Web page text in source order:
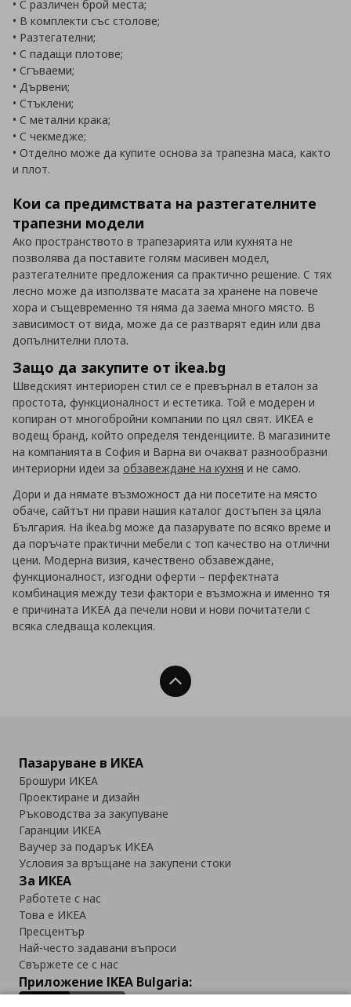
• С различен брой места;
• В комплекти със столове;
• Разтегателни;
• С падащи плотове;
• Сгъваеми;
• Дървени;
• Стъклени;
• С метални крака;
• С чекмедже;
• Отделно може да купите основа за трапезна маса, както
и плот.
Кои са предимствата на разтегателните
трапезни модели
Ако пространството в трапезарията или кухнята не
позволява да поставите голям масивен модел,
разтегателните предложения са практично решение. С тях
лесно може да използвате масата за хранене на повече
хора и същевременно тя няма да заема много място. В
зависимост от вида, може да се разтварят един или два
допълнителни плота.
Защо да закупите от ikea.bg
Шведският интериорен стил се е превърнал в еталон за
простота, функционалност и естетика. Той е модерен и
копиран от многобройни компании по цял свят. ИКЕА е
водещ бранд, който определя тенденциите. В магазините
на компанията в София и Варна ви очакват разнообразни
интериорни идеи за обзавеждане на кухня и не само.
Дори и да нямате възможност да ни посетите на място
обаче, сайтът ни прави нашия каталог достъпен за цяла
България. На ikea.bg може да пазарувате по всяко време и
да поръчате практични мебели с топ качество на отлични
цени. Модерна визия, качествено обзавеждане,
функционалност, изгодни оферти – перфектната
комбинация между тези фактори е възможна и именно тя
е причината ИКЕА да печели нови и нови почитатели с
всяка следваща колекция.
Нагоре
Пазаруване в ИКЕА
Брошури ИКЕА
Проектиране и дизайн
Ръководства за закупуване
Гаранции ИКЕА
Ваучер за подарък ИКЕА
Условия за връщане на закупени стоки
За ИКЕА
Работете с нас
Това е ИКЕА
Пресцентър
Най-често задавани въпроси
Свържете се с нас
Приложение IKEA Bulgaria: